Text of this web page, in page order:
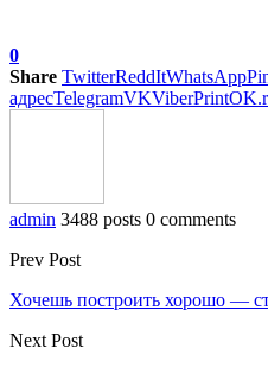
0
Share TwitterReddItWhatsApp
адресTelegramVKViberPrint
admin 3488 posts 0 comments
Prev Post
Хочешь построить хорошо —
Next Post